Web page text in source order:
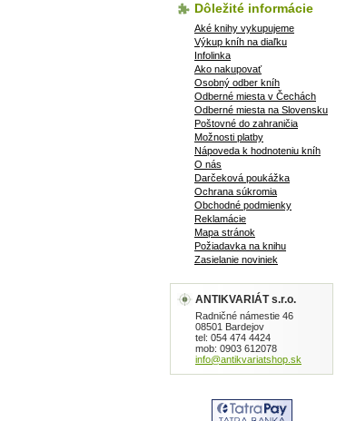
Dôležité informácie
Aké knihy vykupujeme
Výkup kníh na diaľku
Infolinka
Ako nakupovať
Osobný odber kníh
Odberné miesta v Čechách
Odberné miesta na Slovensku
Poštovné do zahraničia
Možnosti platby
Nápoveda k hodnoteniu kníh
O nás
Darčeková poukážka
Ochrana súkromia
Obchodné podmienky
Reklamácie
Mapa stránok
Požiadavka na knihu
Zasielanie noviniek
ANTIKVARIÁT s.r.o.
Radničné námestie 46
08501 Bardejov
tel: 054 474 4424
mob: 0903 612078
info@antikvariatshop.sk